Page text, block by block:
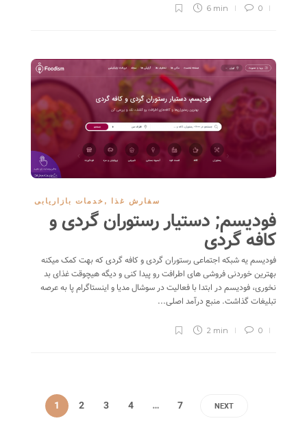
0
6 min
خدمات بازاریابی , سفارش غذا
فودیسم; دستیار رستوران گردی و
کافه گردی
فودیسم یه شبکه اجتماعی رستوران گردی و کافه گردی که بهت کمک میکنه
بهترین خوردنی فروشی های اطرافت رو پیدا کنی و دیگه هیچوقت غذای بد
نخوری، فودیسم در ابتدا با فعالیت در سوشال مدیا و اینستاگرام پا به عرصه
تبلیغات گذاشت. منبع درآمد اصلی...
0
2 min
1 2 3 4 … 7 NEXT